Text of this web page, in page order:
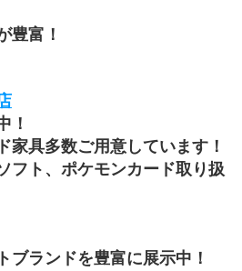
豊富！
！
家具多数ご用意しています！
フト、ポケモンカード取り扱
ブランドを豊富に展示中！